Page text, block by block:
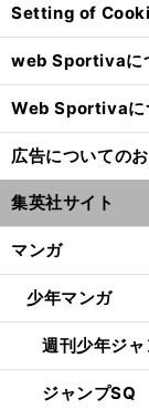
Setting of
web Sportivaに
Web Sportivaに
広告についての
集英社サイト
マンガ
少年マンガ
週刊少年ジ
ジャンプSQ